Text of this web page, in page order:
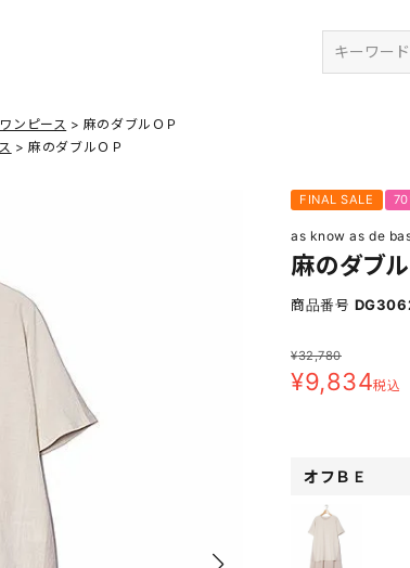
ンピース
麻のダブルＯＰ
麻のダブルＯＰ
FINAL SALE
as know as de
麻のダブル
商品番号
¥32,780
¥9,834税込
オフＢＥ